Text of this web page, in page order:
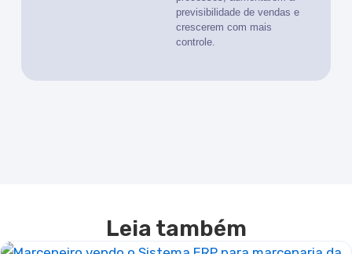
previsibilidade de vendas e
crescerem com mais
controle.
Leia também